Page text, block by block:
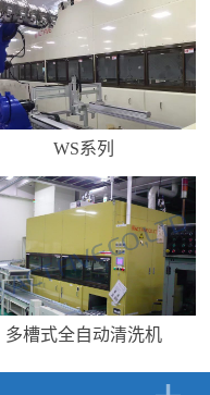
WS系列
多槽式全自动清洗机